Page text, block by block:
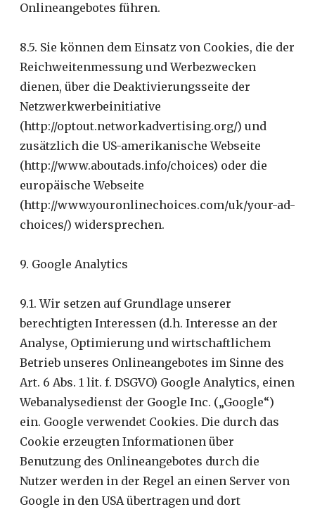
Onlineangebotes führen.
8.5. Sie können dem Einsatz von Cookies, die der
Reichweitenmessung und Werbezwecken
dienen, über die Deaktivierungsseite der
Netzwerkwerbeinitiative
(http://optout.networkadvertising.org/) und
zusätzlich die US-amerikanische Webseite
(http://www.aboutads.info/choices) oder die
europäische Webseite
(http://www.youronlinechoices.com/uk/your-ad-
choices/) widersprechen.
9. Google Analytics
9.1. Wir setzen auf Grundlage unserer
berechtigten Interessen (d.h. Interesse an der
Analyse, Optimierung und wirtschaftlichem
Betrieb unseres Onlineangebotes im Sinne des
Art. 6 Abs. 1 lit. f. DSGVO) Google Analytics, einen
Webanalysedienst der Google Inc. („Google“)
ein. Google verwendet Cookies. Die durch das
Cookie erzeugten Informationen über
Benutzung des Onlineangebotes durch die
Nutzer werden in der Regel an einen Server von
Google in den USA übertragen und dort